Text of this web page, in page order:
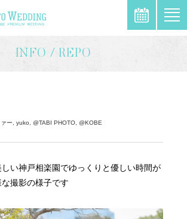
INFO / REPO
ー, yuko, @TABI PHOTO, @KOBE
い神戸相楽園でゆっくりと優しい時間が
撮影の様子です